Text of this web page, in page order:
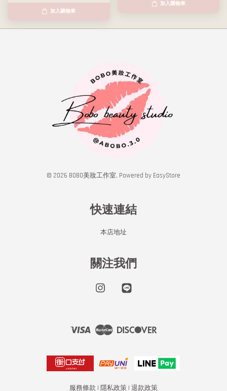
加入購物車
加入購物車
© 2026 BOBO美妝工作室. Powered by EasyStore
快速連結
本店地址
關注我們
Instagram
Visa Master
服務條款 | 隱私政策 | 退款政策